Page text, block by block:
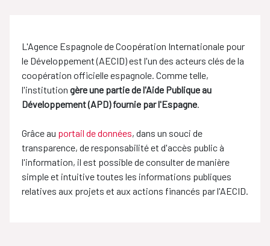
L'Agence Espagnole de Coopération Internationale pour
le Développement (AECID) est l'un des acteurs clés de la
coopération officielle espagnole. Comme telle,
l'institution gère une partie de l'Aide Publique au
Développement (APD) fournie par l'Espagne.
Grâce au portail de données, dans un souci de
transparence, de responsabilité et d'accès public à
l'information, il est possible de consulter de manière
simple et intuitive toutes les informations publiques
relatives aux projets et aux actions financés par l'AECID.